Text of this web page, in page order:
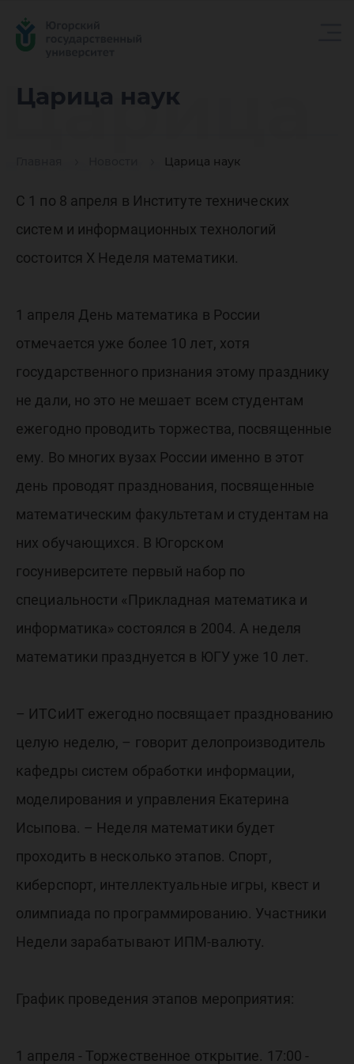
Царица наук
Царица наук
Царица
наук
С 1 по 8 апреля в Институте технических
систем и информационных технологий
состоится Х Неделя математики.
1 апреля День математика в России
отмечается уже более 10 лет, хотя
государственного признания этому празднику
не дали, но это не мешает всем студентам
ежегодно проводить торжества, посвященные
ему. Во многих вузах России именно в этот
день проводят празднования, посвященные
математическим факультетам и студентам на
них обучающихся. В Югорском
госуниверситете первый набор по
специальности «Прикладная математика и
информатика» состоялся в 2004. А неделя
математики празднуется в ЮГУ уже 10 лет.
– ИТСиИТ ежегодно посвящает празднованию
целую неделю, – говорит делопроизводитель
кафедры систем обработки информации,
моделирования и управления Екатерина
Исыпова. – Неделя математики будет
проходить в несколько этапов. Спорт,
киберспорт, интеллектуальные игры, квест и
олимпиада по программированию. Участники
Недели зарабатывают ИПМ-валюту.
График проведения этапов мероприятия:
1 апреля - Торжественное открытие. 17:00 -